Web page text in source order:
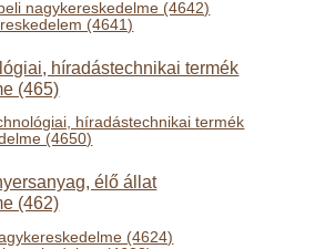
nagykereskedelme (4642)
(4641)
híradástechnikai termék
(465)
híradástechnikai termék
(4650)
élő állat
(462)
(4624)